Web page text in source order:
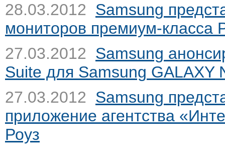
28.03.2012 Samsung
мониторов премиум-класса
27.03.2012 Samsung
Suite для Samsung GALAXY
27.03.2012 Samsung
приложение агентства
Роуз